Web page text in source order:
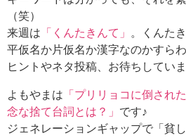
（笑）
来週は 「くんたきんて」 。くんた
平仮名か片仮名か漢字なのかすらわ
ヒントやネタ投稿、お待ちしていま
よもやまは 「プリリョコに倒され
念な捨て台詞とは？」 です♪
ジェネレーションギャップで「貧